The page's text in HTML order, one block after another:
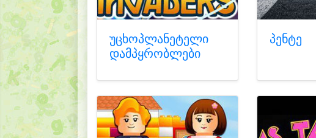
უცხოპლანეტელი
დამპყრობლები
პენტე